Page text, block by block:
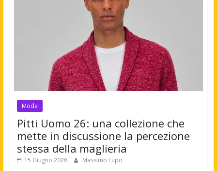
Moda
Pitti Uomo 26: una collezione che
mette in discussione la percezione
stessa della maglieria
15 Giugno 2026 Massimo Lupo